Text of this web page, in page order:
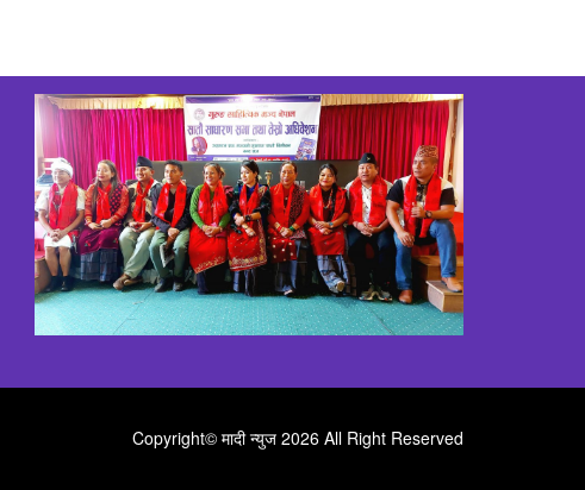
Copyright© मादी न्युज 2026 All Right Reserved